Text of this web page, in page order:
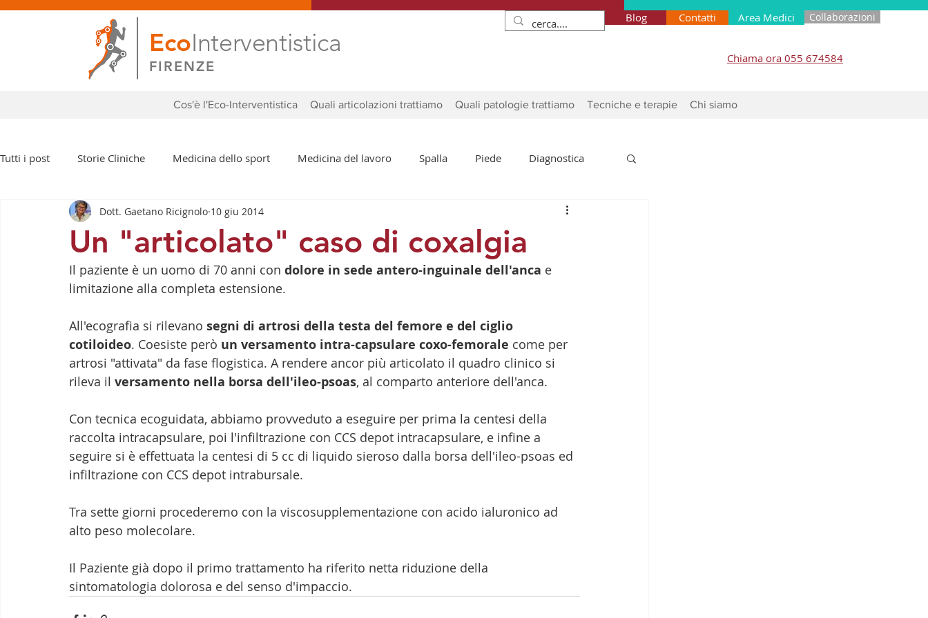
EcoInterventistica
FIRENZE
Blog Contatti Area Medici Collaborazioni
Chiama ora 055 674584
Cos'è l'Eco-Interventistica Quali articolazioni trattiamo Quali patologie trattiamo Tecniche e terapie Chi siamo
Tutti i post Storie Cliniche Medicina dello sport Medicina del lavoro Spalla Piede Diagnostica
Eventi e Congressi Anca Mano Ginocchio
Un "articolato" caso di coxalgia
Dott. Gaetano Ricignolo 10 giu 2014
Il paziente è un uomo di 70 anni con dolore in sede antero-inguinale dell'anca e
limitazione alla completa estensione.
All'ecografia si rilevano segni di artrosi della testa del femore e del ciglio
cotiloideo. Coesiste però un versamento intra-capsulare coxo-femorale come per
artrosi "attivata" da fase flogistica. A rendere ancor più articolato il quadro clinico si
rileva il versamento nella borsa dell'ileo-psoas, al comparto anteriore dell'anca.
Con tecnica ecoguidata, abbiamo provveduto a eseguire per prima la centesi della
raccolta intracapsulare, poi l'infiltrazione con CCS depot intracapsulare, e infine a
seguire si è effettuata la centesi di 5 cc di liquido sieroso dalla borsa dell'ileo-psoas ed
infiltrazione con CCS depot intrabursale.
Tra sette giorni procederemo con la viscosupplementazione con acido ialuronico ad
alto peso molecolare.
Il Paziente già dopo il primo trattamento ha riferito netta riduzione della
sintomatologia dolorosa e del senso d'impaccio.